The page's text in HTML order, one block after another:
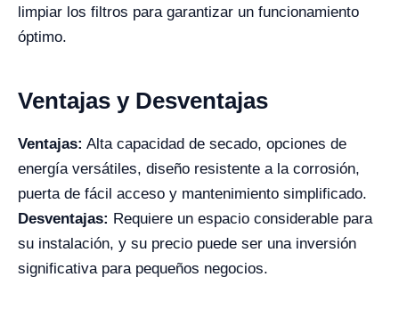
limpiar los filtros para garantizar un funcionamiento
óptimo.
Ventajas y Desventajas
Ventajas: Alta capacidad de secado, opciones de
energía versátiles, diseño resistente a la corrosión,
puerta de fácil acceso y mantenimiento simplificado.
Desventajas: Requiere un espacio considerable para
su instalación, y su precio puede ser una inversión
significativa para pequeños negocios.